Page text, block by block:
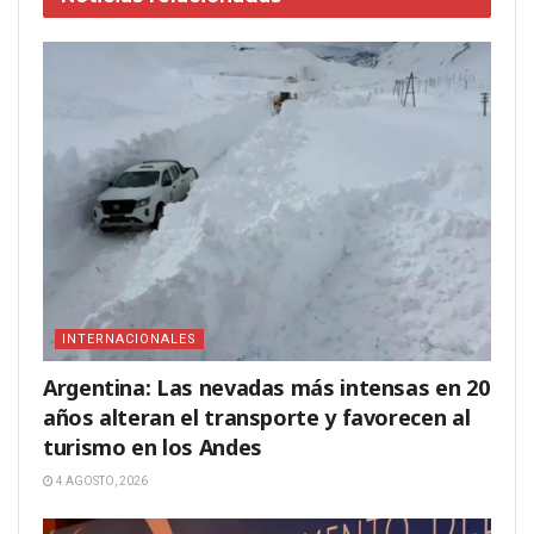
INTERNACIONALES
Argentina: Las nevadas más intensas en 20
años alteran el transporte y favorecen al
turismo en los Andes
4 AGOSTO, 2026